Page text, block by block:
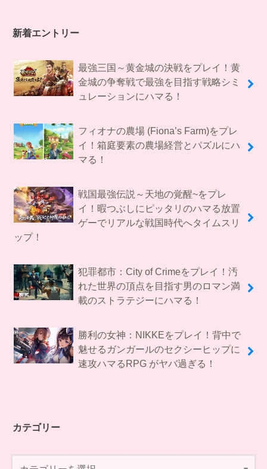
新着エントリー
最強三国～黄金城の決戦をプレイ！黄
金城の争奪戦で最強を目指す戦略シミ
ュレーションにハマる！
フィオナの農場 (Fiona’s Farm)をプレ
イ！箱庭要素の農場経営とパズルにハ
マる！
戦国最強伝説～天地の覚醒~をプレ
イ！暇つぶしにピッタリのハマる放置
ゲーでリアルな戦国時代へタイムスリ
ップ！
犯罪都市：City of Crimeをプレイ！汚
れた世界の頂点を目指す男のロマン満
載のストラテジーにハマる！
勝利の女神：NIKKEをプレイ！背中で
魅せるガンガールのセクシーヒップに
速攻ハマるRPG がヤバ過ぎる！
カテゴリー